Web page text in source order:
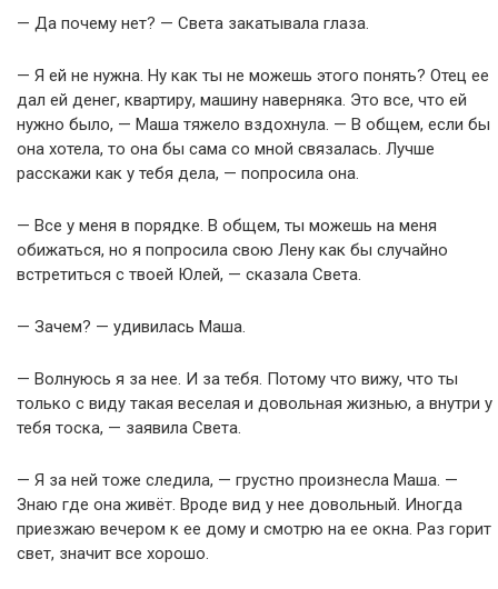
— Да почему нет? — Света закатывала глаза.
— Я ей не нужна. Ну как ты не можешь этого понять? Отец ее
дал ей денег, квартиру, машину наверняка. Это все, что ей
нужно было, — Маша тяжело вздохнула. — В общем, если бы
она хотела, то она бы сама со мной связалась. Лучше
расскажи как у тебя дела, — попросила она.
— Все у меня в порядке. В общем, ты можешь на меня
обижаться, но я попросила свою Лену как бы случайно
встретиться с твоей Юлей, — сказала Света.
— Зачем? — удивилась Маша.
— Волнуюсь я за нее. И за тебя. Потому что вижу, что ты
только с виду такая веселая и довольная жизнью, а внутри у
тебя тоска, — заявила Света.
— Я за ней тоже следила, — грустно произнесла Маша. —
Знаю где она живёт. Вроде вид у нее довольный. Иногда
приезжаю вечером к ее дому и смотрю на ее окна. Раз горит
свет, значит все хорошо.